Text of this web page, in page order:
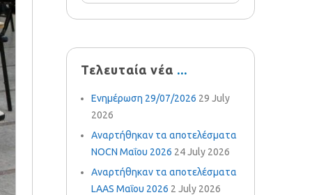
Τελευταία νέα
Ενημέρωση 29/07/2026 29 July
2026
Αναρτήθηκαν τα αποτελέσματα
NOCN Μαΐου 2026 24 July 2026
Αναρτήθηκαν τα αποτελέσματα
LAAS Μαΐου 2026 2 July 2026